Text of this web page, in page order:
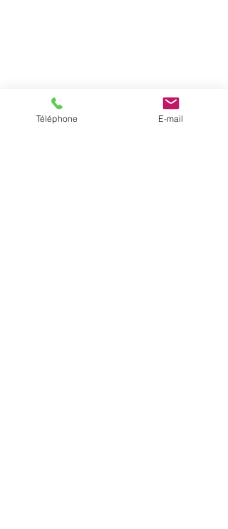
Mardi: 09:00 – 20:00
Mercredi: Fermé
Jeudi: 09:00 – 18:00
Téléphone E-mail